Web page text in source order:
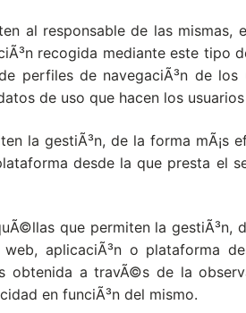
al responsable de las
recogida mediante este
perfiles de navegaciÃ³n de
de uso que hacen los
la gestiÃ³n, de la forma
desde la que presta
que permiten la gestiÃ³n,
aplicaciÃ³n o plataforma
obtenida a travÃ©s de la
en funciÃ³n del mismo.